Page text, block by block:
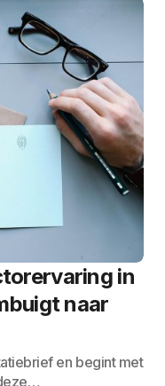
in
naar
en begint met